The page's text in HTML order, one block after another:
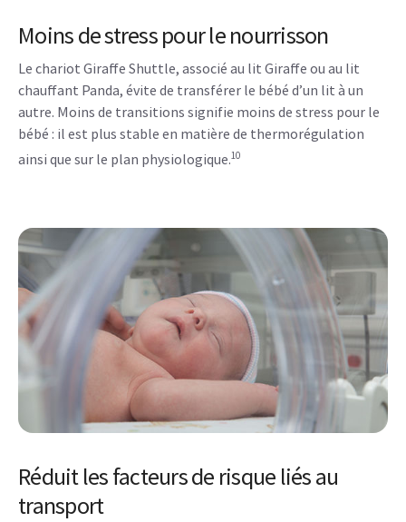
Moins de stress pour le nourrisson
Le chariot Giraffe Shuttle, associé au lit Giraffe ou au lit
chauffant Panda, évite de transférer le bébé d’un lit à un
autre. Moins de transitions signifie moins de stress pour le
bébé : il est plus stable en matière de thermorégulation
ainsi que sur le plan physiologique.10
Réduit les facteurs de risque liés au
transport